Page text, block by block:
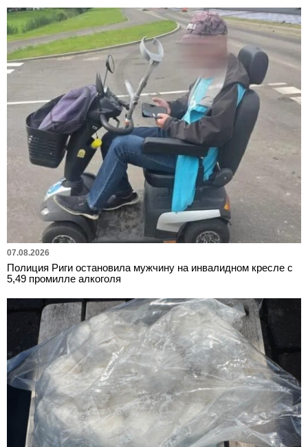
07.08.2026
Полиция Риги остановила мужчину на инвалидном кресле с
5,49 промилле алкоголя